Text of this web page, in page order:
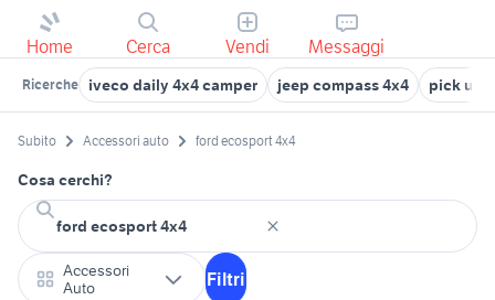
Home Cerca Vendi Messaggi
Ricerche iveco daily 4x4 camper jeep compass 4x4 pick up
Subito Accessori auto ford ecosport 4x4
Cosa cerchi?
Accessori
Auto
Filtri